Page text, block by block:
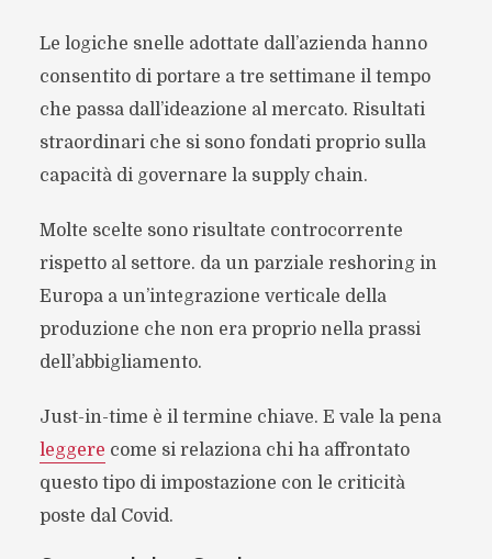
Le logiche snelle adottate dall’azienda hanno
consentito di portare a tre settimane il tempo
che passa dall’ideazione al mercato. Risultati
straordinari che si sono fondati proprio sulla
capacità di governare la supply chain.
Molte scelte sono risultate controcorrente
rispetto al settore. da un parziale reshoring in
Europa a un’integrazione verticale della
produzione che non era proprio nella prassi
dell’abbigliamento.
Just-in-time è il termine chiave. E vale la pena
leggere come si relaziona chi ha affrontato
questo tipo di impostazione con le criticità
poste dal Covid.